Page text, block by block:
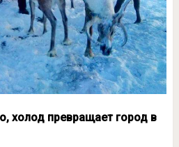
холод превращает город в